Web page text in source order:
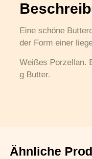
Eine schöne
der Form einer
Weißes Porzellan.
g Butter.
Ähnliche